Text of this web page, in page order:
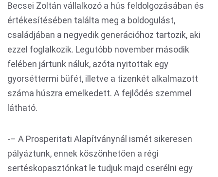
Becsei Zoltán vállalkozó a hús feldolgozásában és
értékesítésében találta meg a boldogulást,
családjában a negyedik generációhoz tartozik, aki
ezzel foglalkozik. Legutóbb november második
felében jártunk náluk, azóta nyitottak egy
gyorséttermi büfét, illetve a tizenkét alkalmazott
száma húszra emelkedett. A fejlődés szemmel
látható.
-– A Prosperitati Alapítványnál ismét sikeresen
pályáztunk, ennek köszönhetően a régi
sertéskopasztónkat le tudjuk majd cserélni egy